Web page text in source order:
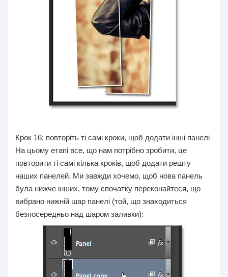
Крок 16: повторіть ті самі кроки, щоб додати інші панелі
На цьому етапі все, що нам потрібно зробити, це
повторити ті самі кілька кроків, щоб додати решту
наших панелей. Ми завжди хочемо, щоб нова панель
була нижче інших, тому спочатку переконайтеся, що
вибрано нижній шар панелі (той, що знаходиться
безпосередньо над шаром заливки):